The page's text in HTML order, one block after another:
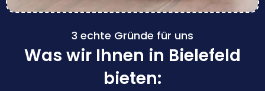
3 echte Gründe für uns
Was wir Ihnen in Bielefeld
bieten: